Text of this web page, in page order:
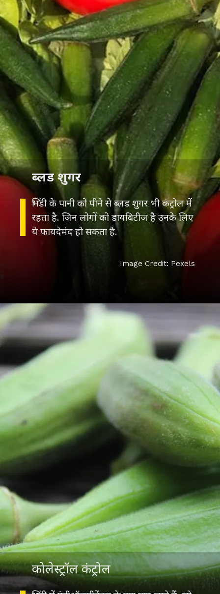
भिंडी के पानी को पीने से ब्लड शुगर भी कंट्रोल में
रहता है. जिन लोगों को डायबिटीज है उनके लिए
ये फायदेमंद हो सकता है.
ब्लड शुगर
Image Credit: Pexels
कोलेस्ट्रॉल कंट्रोल